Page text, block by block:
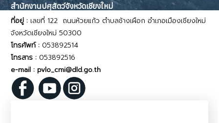
สำนักงานปศุสัตว์จังหวัดเชียงใหม่
ที่อยู่ :เลขที่ 122 ถนนห้วยแก้ว ตำบลช้างเผือก อำเภอเมืองเชียงใหม่
จังหวัดเชียงใหม่ 50300
โทรศัพท์ : 053892514
โทรสาร : 053892516
e-mail : pvlo_cmi@dld.go.th